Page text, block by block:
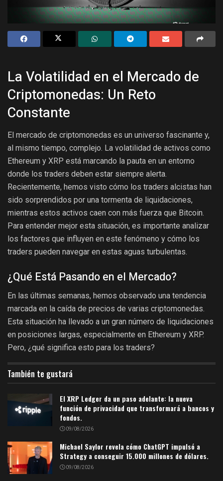
La Volatilidad en el Mercado de
Criptomonedas: Un Reto
Constante
El mercado de criptomonedas es un universo fascinante y,
al mismo tiempo, complejo. La volatilidad de activos como
Ethereum y XRP está marcando la pauta en un entorno
donde los traders deben estar siempre alerta.
Recientemente, hemos visto cómo los traders alcistas han
sido sorprendidos por una tormenta de liquidaciones,
mientras estos activos caen con más fuerza que Bitcoin.
Para entender mejor esta situación, es importante analizar
los factores que influyen en este fenómeno y cómo los
traders pueden navegar en estas aguas turbulentas.
¿Qué Está Pasando en el Mercado?
En las últimas semanas, hemos observado una tendencia
marcada en la caída de precios de varias criptomonedas.
Esta situación ha llevado a un gran número de liquidaciones
en posiciones largas, especialmente en Ethereum y XRP.
Pero, ¿qué significa esto para los traders?
También te gustará
El XRP Ledger da un paso adelante: la nueva
función de privacidad que transformará a bancos y
fondos.
09/08/2026
Michael Saylor revela cómo ChatGPT impulsó a
Strategy a conseguir 15.000 millones de dólares.
09/08/2026